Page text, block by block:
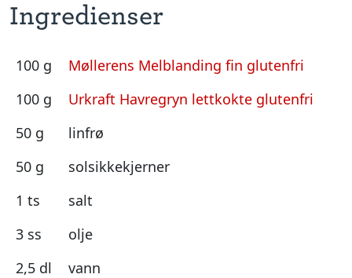
Ingredienser
100 g
Møllerens Melblanding fin glutenfri
100 g
Urkraft Havregryn lettkokte glutenfri
50 g
linfrø
50 g
solsikkekjerner
1 ts
salt
3 ss
olje
2,5 dl
vann